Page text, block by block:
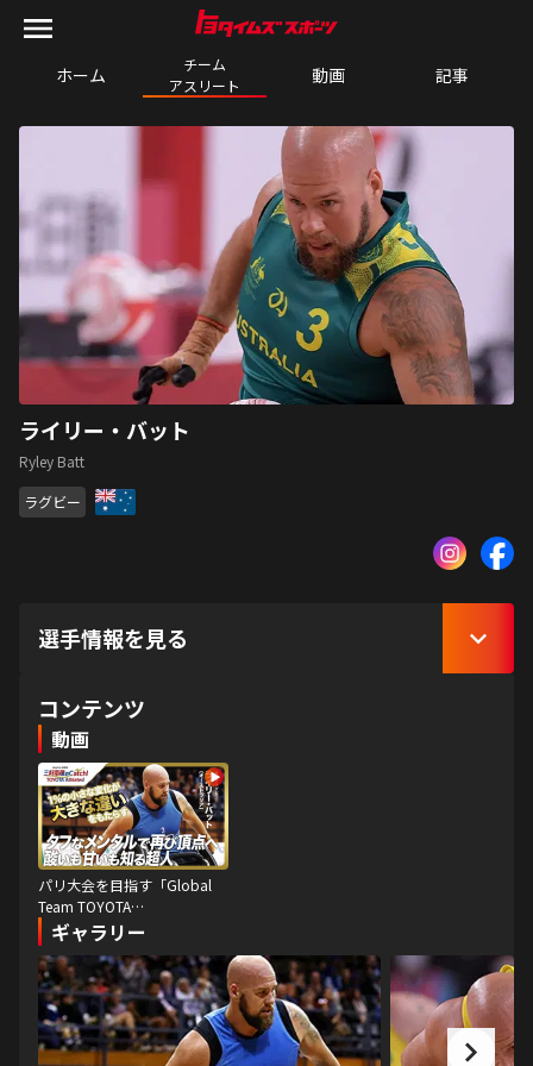
ホーム
チーム
アスリート
動画 記事
ライリー・バット
Ryley Batt
ラグビー
選手情報を見る
コンテンツ
動画
パリ大会を目指す「Global
Team TOYOTA
Athletes（GTTA）」を応援す
るミニコーナー。 自身も東京
2020オリンピック日本代表
（女子バスケットボール）の
三好南穂さんが世界中のトヨ
タアスリートを紹介します。
第２２回：ライリー・バット
ギャラリー